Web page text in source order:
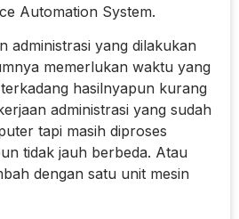
Automation System.
administrasi yang dilakukan
memerlukan waktu yang
hasilnyapun kurang
administrasi yang sudah
tapi masih diproses
tidak jauh berbeda. Atau
dengan satu unit mesin